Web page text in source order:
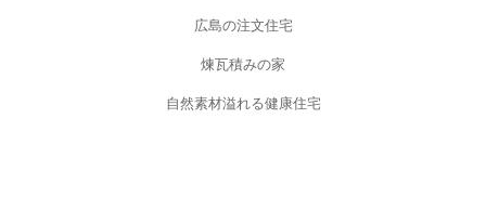
広島の注文住宅
煉瓦積みの家
自然素材溢れる健康住宅